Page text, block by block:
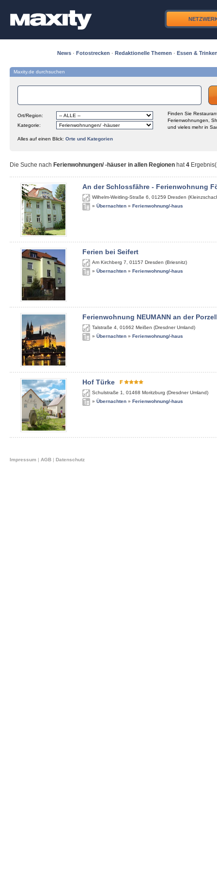
News · Fotostrecken · Redaktionelle Themen · Essen &
Maxity.de durchsuchen
Ort/Region:
Kategorie:
Finden Sie
Ferienwohnungen,
und vieles mehr in
Alles auf einen Blick: Orte und Kategorien
Die Suche nach Ferienwohnungen/ -häuser in allen Regionen hat4
An der Schlossfähre - Ferienwohnung
Wilhelm-Weitling-Straße 6 01259 Dresden
» Übernachten » Ferienwohnung/-haus
Ferien bei Seifert
Am Kirchberg 7 01157 Dresden (Briesnitz)
» Übernachten » Ferienwohnung/-haus
Ferienwohnung NEUMANN an der
Talstraße 4 01662 Meißen (Dresdner Umland)
» Übernachten » Ferienwohnung/-haus
Hof Türke
Schulstraße 1 01468 Moritzburg (Dresdner Umland)
» Übernachten » Ferienwohnung/-haus
Impressum | AGB | Datenschutz